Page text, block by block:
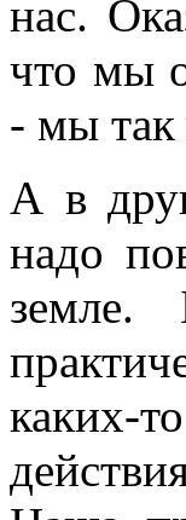
нас.
что мы
- мы так
А в
надо
земле.
каких-